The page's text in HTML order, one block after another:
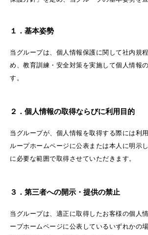
１．基本姿勢
当グループは、個人情報保護に関して社内規
め、教育訓練・安全対策を実施して個人情報
す。
２．個人情報の取得ならびに利用目的
当グループが、個人情報を取得する際には利
ループホームページに公表または本人に明示
に必要な範囲で取得させていただきます。
３．第三者への開示・提供の禁止
当グループは、適正に取得したお客様の個人
ープホームページに公表しているいずれかの